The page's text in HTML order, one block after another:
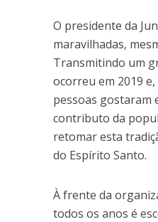
O presidente da
maravilhadas,
Transmitindo um
ocorreu em 2019
pessoas gostaram
contributo da
retomar esta
do Espírito Santo.
À frente da
todos os anos é